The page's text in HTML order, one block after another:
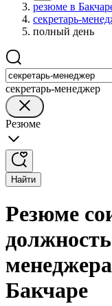
резюме в
секретарь-
полный день
секретарь-менеджер
Резюме
Найти
Резюме
Бакчаре